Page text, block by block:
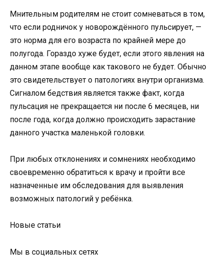
Мнительным родителям не стоит сомневаться в том,
что если родничок у новорождённого пульсирует, —
это норма для его возраста по крайней мере до
полугода. Гораздо хуже будет, если этого явления на
данном этапе вообще как такового не будет. Обычно
это свидетельствует о патологиях внутри организма.
Сигналом бедствия является также факт, когда
пульсация не прекращается ни после 6 месяцев, ни
после года, когда должно происходить зарастание
данного участка маленькой головки.
При любых отклонениях и сомнениях необходимо
своевременно обратиться к врачу и пройти все
назначенные им обследования для выявления
возможных патологий у ребёнка.
Новые статьи
Мы в социальных сетях